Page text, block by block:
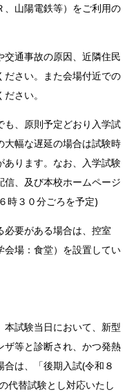
、山陽電鉄等）をご利用の
交通事故の原因、近隣住民
ださい。また会場付近での
さい。
も、原則予定どおり入学試
大幅な遅延の場合は試験時
あります。なお、入学試験
、及び本校ホームページ
時３０分ごろを予定)
必要がある場合は、控室
会場：食堂）を設置してい
試験当日において、新型
ザ等と診断され、かつ発熱
は、「後期入試(令和８
代替試験とし対応いたし